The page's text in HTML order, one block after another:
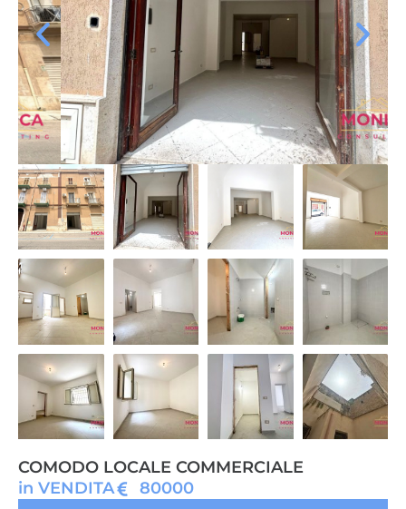
COMODO LOCALE COMMERCIALE
in VENDITA
80000